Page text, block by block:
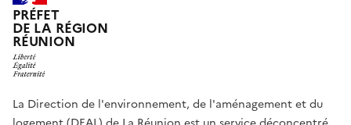
PRÉFET
DE LA RÉGION
RÉUNION
La Direction de l'environnement, de l'aménagement et du